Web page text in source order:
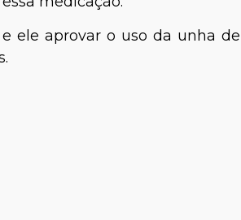
ele aprovar o uso da unha de